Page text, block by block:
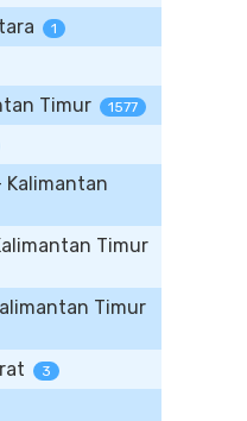
1
Timur 1577
Kalimantan
Timur
Timur
3